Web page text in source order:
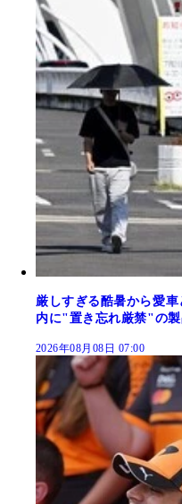
厳しすぎる酷暑から愛
内に"置き忘れ厳禁"の製
2026年08月08日 07:00